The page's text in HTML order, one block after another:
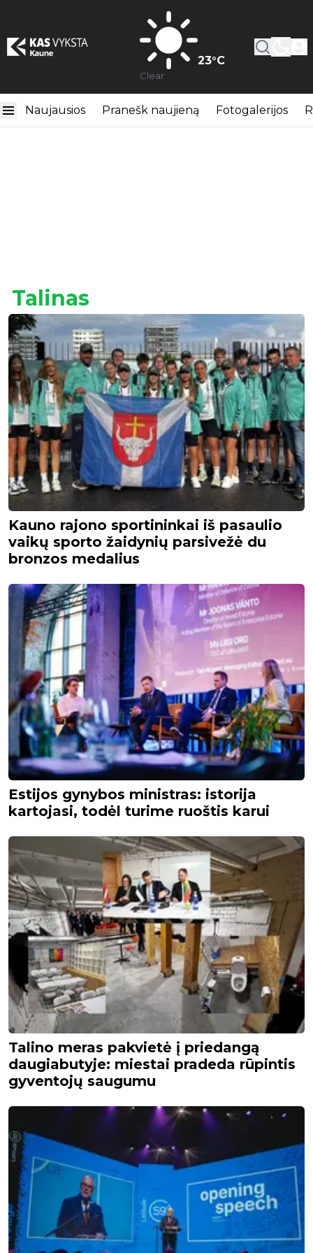
23°C
Clear
Naujausios Pranešk naujieną Fotogalerijos
Talinas
Kauno rajono sportininkai iš pasaulio
vaikų sporto žaidynių parsivežė du
bronzos medalius
Estijos gynybos ministras: istorija
kartojasi, todėl turime ruoštis karui
Talino meras pakvietė į priedangą
daugiabutyje: miestai pradeda rūpintis
gyventojų saugumu